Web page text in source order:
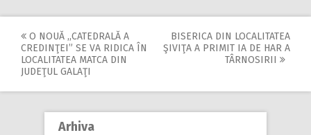
Post
navigation
O NOUĂ ,,CATEDRALĂ A
CREDINŢEI” SE VA RIDICA ÎN
LOCALITATEA MATCA DIN
JUDEŢUL GALAŢI
BISERICA DIN LOCALITATEA
ŞIVIŢA A PRIMIT IA DE HAR A
TÂRNOSIRII
Arhiva